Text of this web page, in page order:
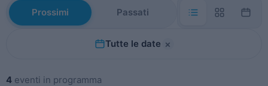
Tutte le date ×
Prossimi Passati
4 eventi in programma